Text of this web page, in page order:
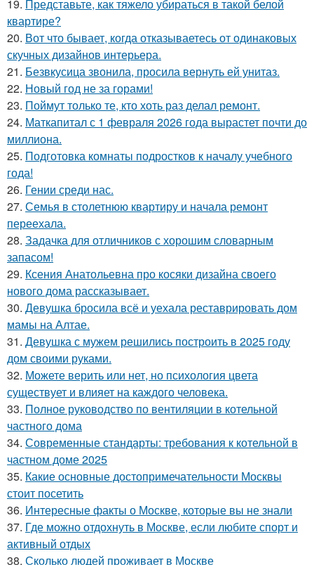
19. Представьте, как тяжело убираться в такой белой
квартире?
20. Вот что бывает, когда отказываетесь от одинаковых
скучных дизайнов интерьера.
21. Безвкусица звонила, просила вернуть ей унитаз.
22. Новый год не за горами!
23. Поймут только те, кто хоть раз делал ремонт.
24. Маткапитал с 1 февраля 2026 года вырастет почти до
миллиона.
25. Подготовка комнаты подростков к началу учебного
года!
26. Гении среди нас.
27. Семья в столетнюю квартиру и начала ремонт
переехала.
28. Задачка для отличников с хорошим словарным
запасом!
29. Ксения Анатольевна про косяки дизайна своего
нового дома рассказывает.
30. Девушка бросила всё и уехала реставрировать дом
мамы на Алтае.
31. Девушка с мужем решились построить в 2025 году
дом своими руками.
32. Можете верить или нет, но психология цвета
существует и влияет на каждого человека.
33. Полное руководство по вентиляции в котельной
частного дома
34. Современные стандарты: требования к котельной в
частном доме 2025
35. Какие основные достопримечательности Москвы
стоит посетить
36. Интересные факты о Москве, которые вы не знали
37. Где можно отдохнуть в Москве, если любите спорт и
активный отдых
38. Сколько людей проживает в Москве